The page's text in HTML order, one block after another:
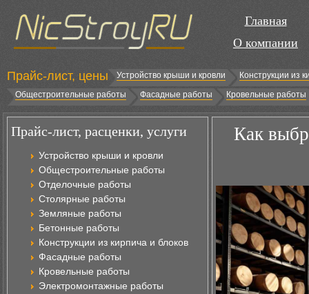
Главная
О компании
Прайс-лист, цены Устройство крыши и кровли
Конструкции из
Общестроительные работы
Фасадные работы Кровельные работы
Прайс-лист, расценки, услуги
Устройство крыши и кровли
Общестроительные работы
Отделочные работы
Столярные работы
Земляные работы
Бетонные работы
Конструкции из кирпича и блоков
Фасадные работы
Кровельные работы
Электромонтажные работы
Как